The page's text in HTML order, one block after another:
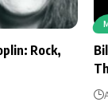
Rock,